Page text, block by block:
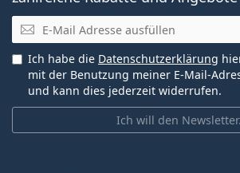
E-Mail
Ich will den Newsletter.
Ich habe die Datenschutzerklärung
mit der Benutzung meiner E-Mail-
und kann dies jederzeit widerrufen.